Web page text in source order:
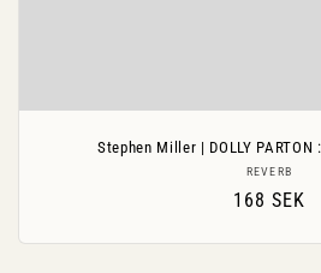
Stephen Miller | DOLLY
Säljare:
REVERB
Ordinarie
168 SEK